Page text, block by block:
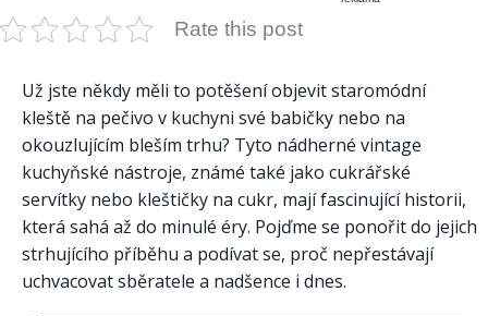
Rate this post
Už jste někdy měli to potěšení objevit staromódní
kleště na pečivo v kuchyni své babičky nebo na
okouzlujícím bleším trhu? Tyto nádherné vintage
kuchyňské nástroje, známé také jako cukrářské
servítky nebo kleštičky na cukr, mají fascinující historii,
která sahá až do minulé éry. Pojďme se ponořit do jejich
strhujícího příběhu a podívat se, proč nepřestávají
uchvacovat sběratele a nadšence i dnes.